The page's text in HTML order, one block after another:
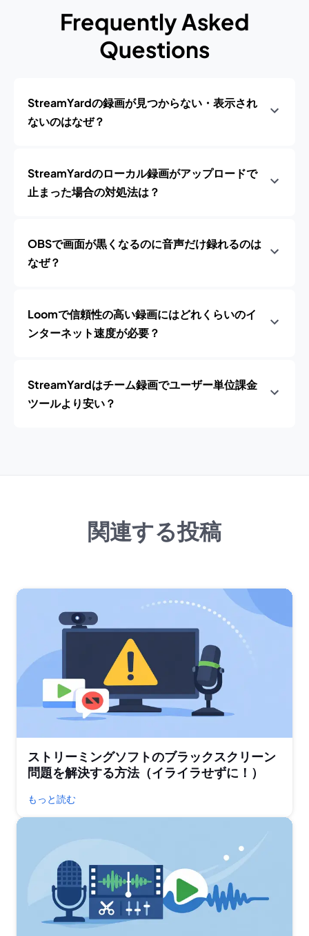
Frequently Asked
Questions
StreamYardの録画が見つからない・表示され
ないのはなぜ？
StreamYardのローカル録画がアップロードで
止まった場合の対処法は？
OBSで画面が黒くなるのに音声だけ録れるのは
なぜ？
Loomで信頼性の高い録画にはどれくらいのイ
ンターネット速度が必要？
StreamYardはチーム録画でユーザー単位課金
ツールより安い？
関連する投稿
ストリーミングソフトのブラックスクリーン
問題を解決する方法（イライラせずに！）
もっと読む